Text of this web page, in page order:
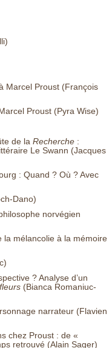
Marcel Proust (François
Proust (Pyra Wise)
de la Recherche :
Le Swann (Jacques
: Quand ? Où ? Avec
Dano)
norvégien
la mélancolie à la mémoire
? Analyse d’un
(Bianca Romaniuc-
narrateur (Flavien
chez Proust : de «
retrouvé (Alain Sager)